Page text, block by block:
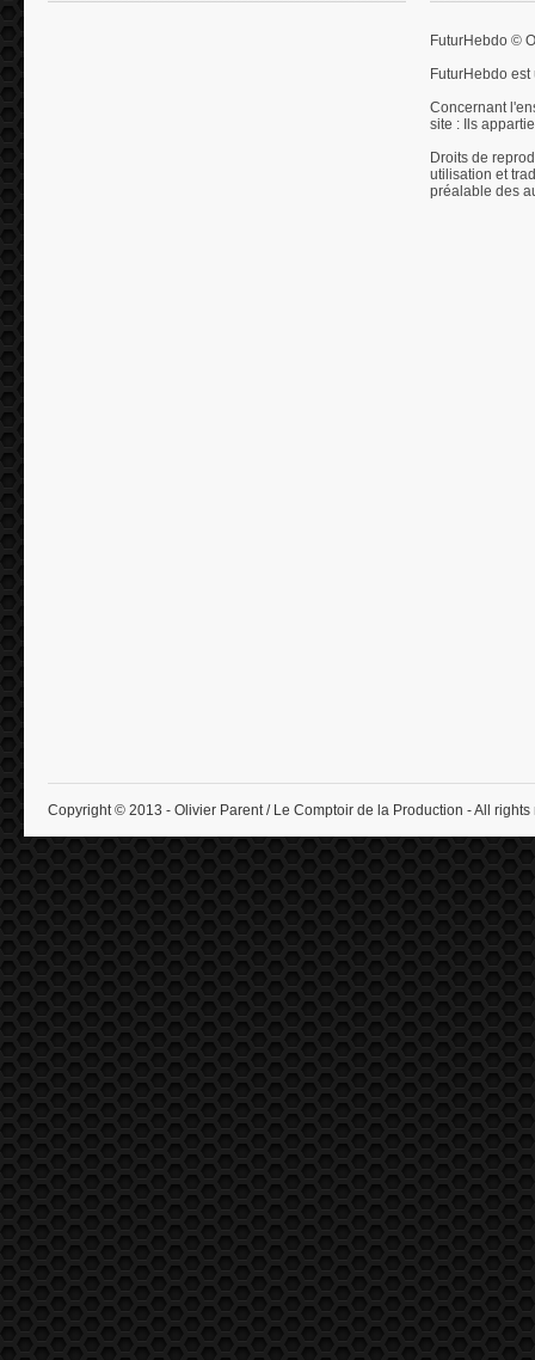
FuturHebdo ©
FuturHebdo
Concernant
site : Ils
Droits de
utilisation et
préalable des
Copyright © 2013 - Olivier Parent / Le Comptoir de la Production - All rights